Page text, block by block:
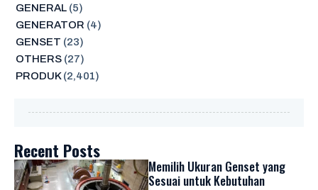
GENERAL(5)
GENERATOR (4)
GENSET (23)
OTHERS(27)
PRODUK(2,401)
Recent Posts
Memilih Ukuran Genset yang
Sesuai untuk Kebutuhan